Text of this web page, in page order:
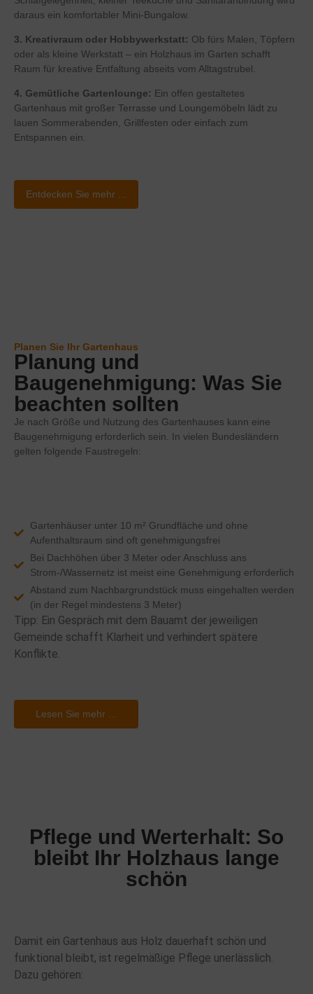
daraus ein komfortabler Mini-Bungalow.
3. Kreativraum oder Hobbywerkstatt: Ob fürs Malen, Töpfern
oder als kleine Werkstatt – ein Holzhaus im Garten schafft
Raum für kreative Entfaltung abseits vom Alltagstrubel.
4. Gemütliche Gartenlounge: Ein offen gestaltetes
Gartenhaus mit großer Terrasse und Loungemöbeln lädt zu
lauen Sommerabenden, Grillfesten oder einfach zum
Entspannen ein.
Entdecken Sie mehr ...
Planen Sie Ihr Gartenhaus
Planung und
Baugenehmigung: Was Sie
beachten sollten
Je nach Größe und Nutzung des Gartenhauses kann eine
Baugenehmigung erforderlich sein. In vielen Bundesländern
gelten folgende Faustregeln:
Gartenhäuser unter 10 m² Grundfläche und ohne
Aufenthaltsraum sind oft genehmigungsfrei
Bei Dachhöhen über 3 Meter oder Anschluss ans
Strom-/Wassernetz ist meist eine Genehmigung erforderlich
Abstand zum Nachbargrundstück muss eingehalten werden
(in der Regel mindestens 3 Meter)
Tipp: Ein Gespräch mit dem Bauamt der jeweiligen
Gemeinde schafft Klarheit und verhindert spätere
Konflikte.
Lesen Sie mehr ...
Pflege und Werterhalt: So
bleibt Ihr Holzhaus lange
schön
Damit ein Gartenhaus aus Holz dauerhaft schön und
funktional bleibt, ist regelmäßige Pflege unerlässlich.
Dazu gehören: